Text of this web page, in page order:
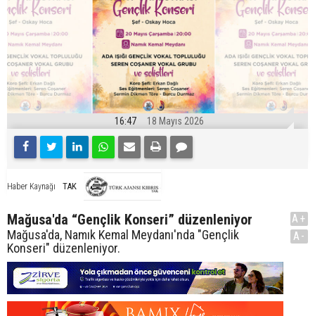
16:47 18 Mayıs 2026
Haber Kaynağı TAK
Mağusa'da “Gençlik Konseri” düzenleniyor
Mağusa'da, Namık Kemal Meydanı'nda "Gençlik
Konseri" düzenleniyor.
A+
A-